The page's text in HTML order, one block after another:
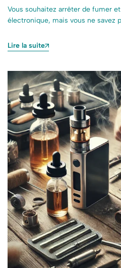
Vous souhaitez arrêter de fumer
électronique, mais vous ne savez
Lire la suite